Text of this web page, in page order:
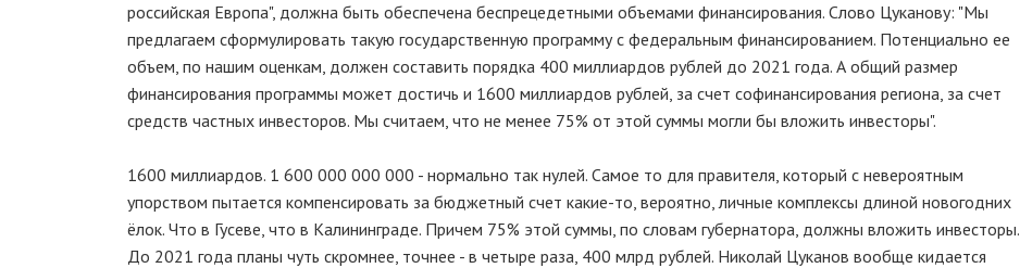
российская Европа", должна быть обеспечена беспрецедетными объемами финансирования. Слово Цуканову: "Мы
предлагаем сформулировать такую государственную программу с федеральным финансированием. Потенциально ее
объем, по нашим оценкам, должен составить порядка 400 миллиардов рублей до 2021 года. А общий размер
финансирования программы может достичь и 1600 миллиардов рублей, за счет софинансирования региона, за счет
средств частных инвесторов. Мы считаем, что не менее 75% от этой суммы могли бы вложить инвесторы".
1600 миллиардов. 1 600 000 000 000 - нормально так нулей. Самое то для правителя, который с невероятным
упорством пытается компенсировать за бюджетный счет какие-то, вероятно, личные комплексы длиной новогодних
ёлок. Что в Гусеве, что в Калининграде. Причем 75% этой суммы, по словам губернатора, должны вложить инвесторы.
До 2021 года планы чуть скромнее, точнее - в четыре раза, 400 млрд рублей. Николай Цуканов вообще кидается